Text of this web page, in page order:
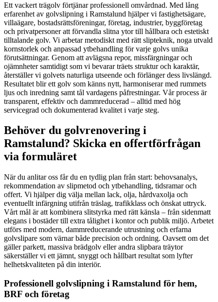
Ett vackert trägolv förtjänar professionell omvårdnad. Med lång
erfarenhet av golvslipning i Ramstalund hjälper vi fastighetsägare,
villaägare, bostadsrättsföreningar, företag, industrier, byggföretag
och privatpersoner att förvandla slitna ytor till hållbara och estetiskt
tilltalande golv. Vi arbetar metodiskt med rätt slipteknik, noga utvald
kornstorlek och anpassad ytbehandling för varje golvs unika
förutsättningar. Genom att avlägsna repor, missfärgningar och
ojämnheter samtidigt som vi bevarar träets struktur och karaktär,
återställer vi golvets naturliga utseende och förlänger dess livslängd.
Resultatet blir ett golv som känns nytt, harmoniserar med rummets
ljus och inredning samt tål vardagens påfrestningar. Vår process är
transparent, effektiv och dammreducerad – alltid med hög
servicegrad och dokumenterad kvalitet i varje steg.
Behöver du golvrenovering i
Ramstalund? Skicka en offertförfrågan
via formuläret
När du anlitar oss får du en tydlig plan från start: behovsanalys,
rekommendation av slipmetod och ytbehandling, tidsramar och
offert. Vi hjälper dig välja mellan lack, olja, hårdvaxolja och
eventuellt infärgning utifrån träslag, trafikklass och önskat uttryck.
Vårt mål är att kombinera slitstyrka med rätt känsla – från sidenmatt
elegans i bostäder till extra tålighet i kontor och publik miljö. Arbetet
utförs med modern, dammreducerande utrustning och erfarna
golvslipare som värnar både precision och ordning. Oavsett om det
gäller parkett, massiva brädgolv eller andra slipbara träytor
säkerställer vi ett jämnt, snyggt och hållbart resultat som lyfter
helhetskvaliteten på din interiör.
Professionell golvslipning i Ramstalund för hem,
BRF och företag